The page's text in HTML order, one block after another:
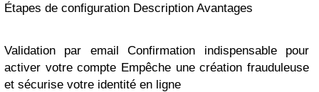
Étapes de configuration Description Avantages
Validation par email Confirmation indispensable pour
activer votre compte Empêche une création frauduleuse
et sécurise votre identité en ligne